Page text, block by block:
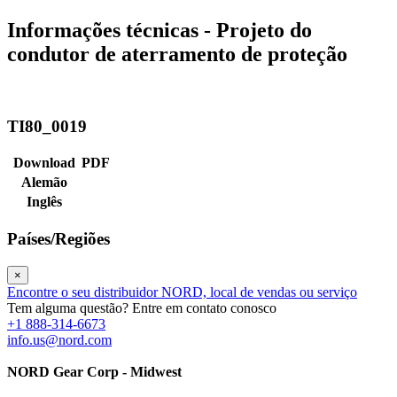
Informações técnicas - Projeto do
condutor de aterramento de proteção
TI80_0019
Download PDF
Alemão
Inglês
Países/Regiões
×
Encontre o seu distribuidor NORD, local de vendas ou serviço
Tem alguma questão? Entre em contato conosco
+1 888-314-6673
info.us@nord.com
NORD Gear Corp - Midwest